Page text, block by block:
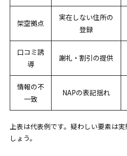
架空拠点
実在しない住所の
登録
口コミ誘
導
謝礼・割引の提供
情報の不
一致
NAPの表記揺れ
上表は代表例です。疑わしい要素は
しょう。